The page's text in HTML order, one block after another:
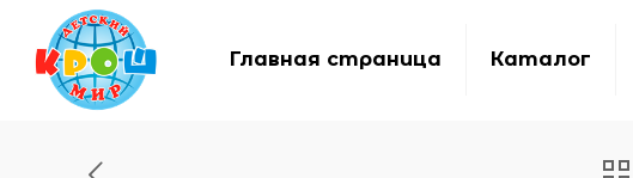
Главная страница Каталог